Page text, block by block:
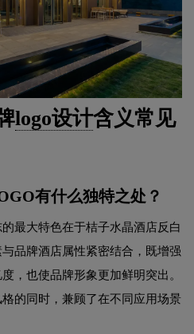
logo设计含义常见
有什么独特之处？
最大特色在于桔子水晶酒店反白
品牌酒店属性紧密结合，既增强
，也使品牌形象更加鲜明突出。
的同时，兼顾了在不同应用场景